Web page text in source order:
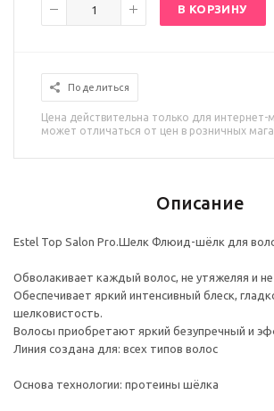
В КОРЗИНУ
Поделиться
Цена действительна только для интернет-
может отличаться от цен в розничных
Описание
Estel Top Salon Pro.Шелк Флюид-шёлк для
Обволакивает каждый волос, не утяжеляя и не
Обеспечивает яркий интенсивный блеск,
шелковистость.
Волосы приобретают яркий безупречный и
Линия создана для: всех типов волос
Основа технологии: протеины шёлка